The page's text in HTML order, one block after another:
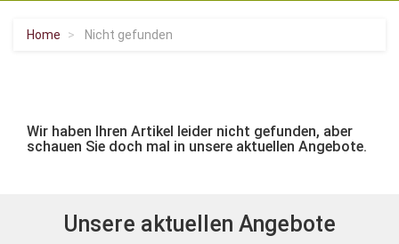
Home Nicht gefunden
Wir haben Ihren Artikel leider nicht gefunden, aber
schauen Sie doch mal in unsere aktuellen Angebote.
Unsere aktuellen Angebote